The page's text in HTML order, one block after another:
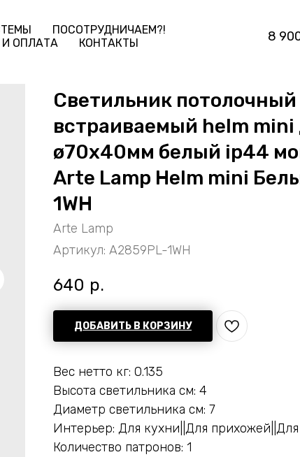
ПОСОТРУДНИЧАЕМ?!
ОПЛАТА КОНТАКТЫ 8
Светильник потолочный
встраиваемый helm mini
ø70x40мм белый ip44
Arte Lamp Helm mini
1WH
Arte Lamp
Артикул: A2859PL-1WH
640 р.
ДОБАВИТЬ В КОРЗИНУ
Вес нетто кг: 0.135
Высота светильника см: 4
Диаметр светильника см: 7
Интерьер: Для кухни||Для
Количество патронов: 1